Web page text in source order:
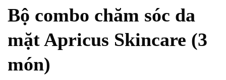
Bộ combo chăm sóc da
mặt Apricus Skincare (3
món)